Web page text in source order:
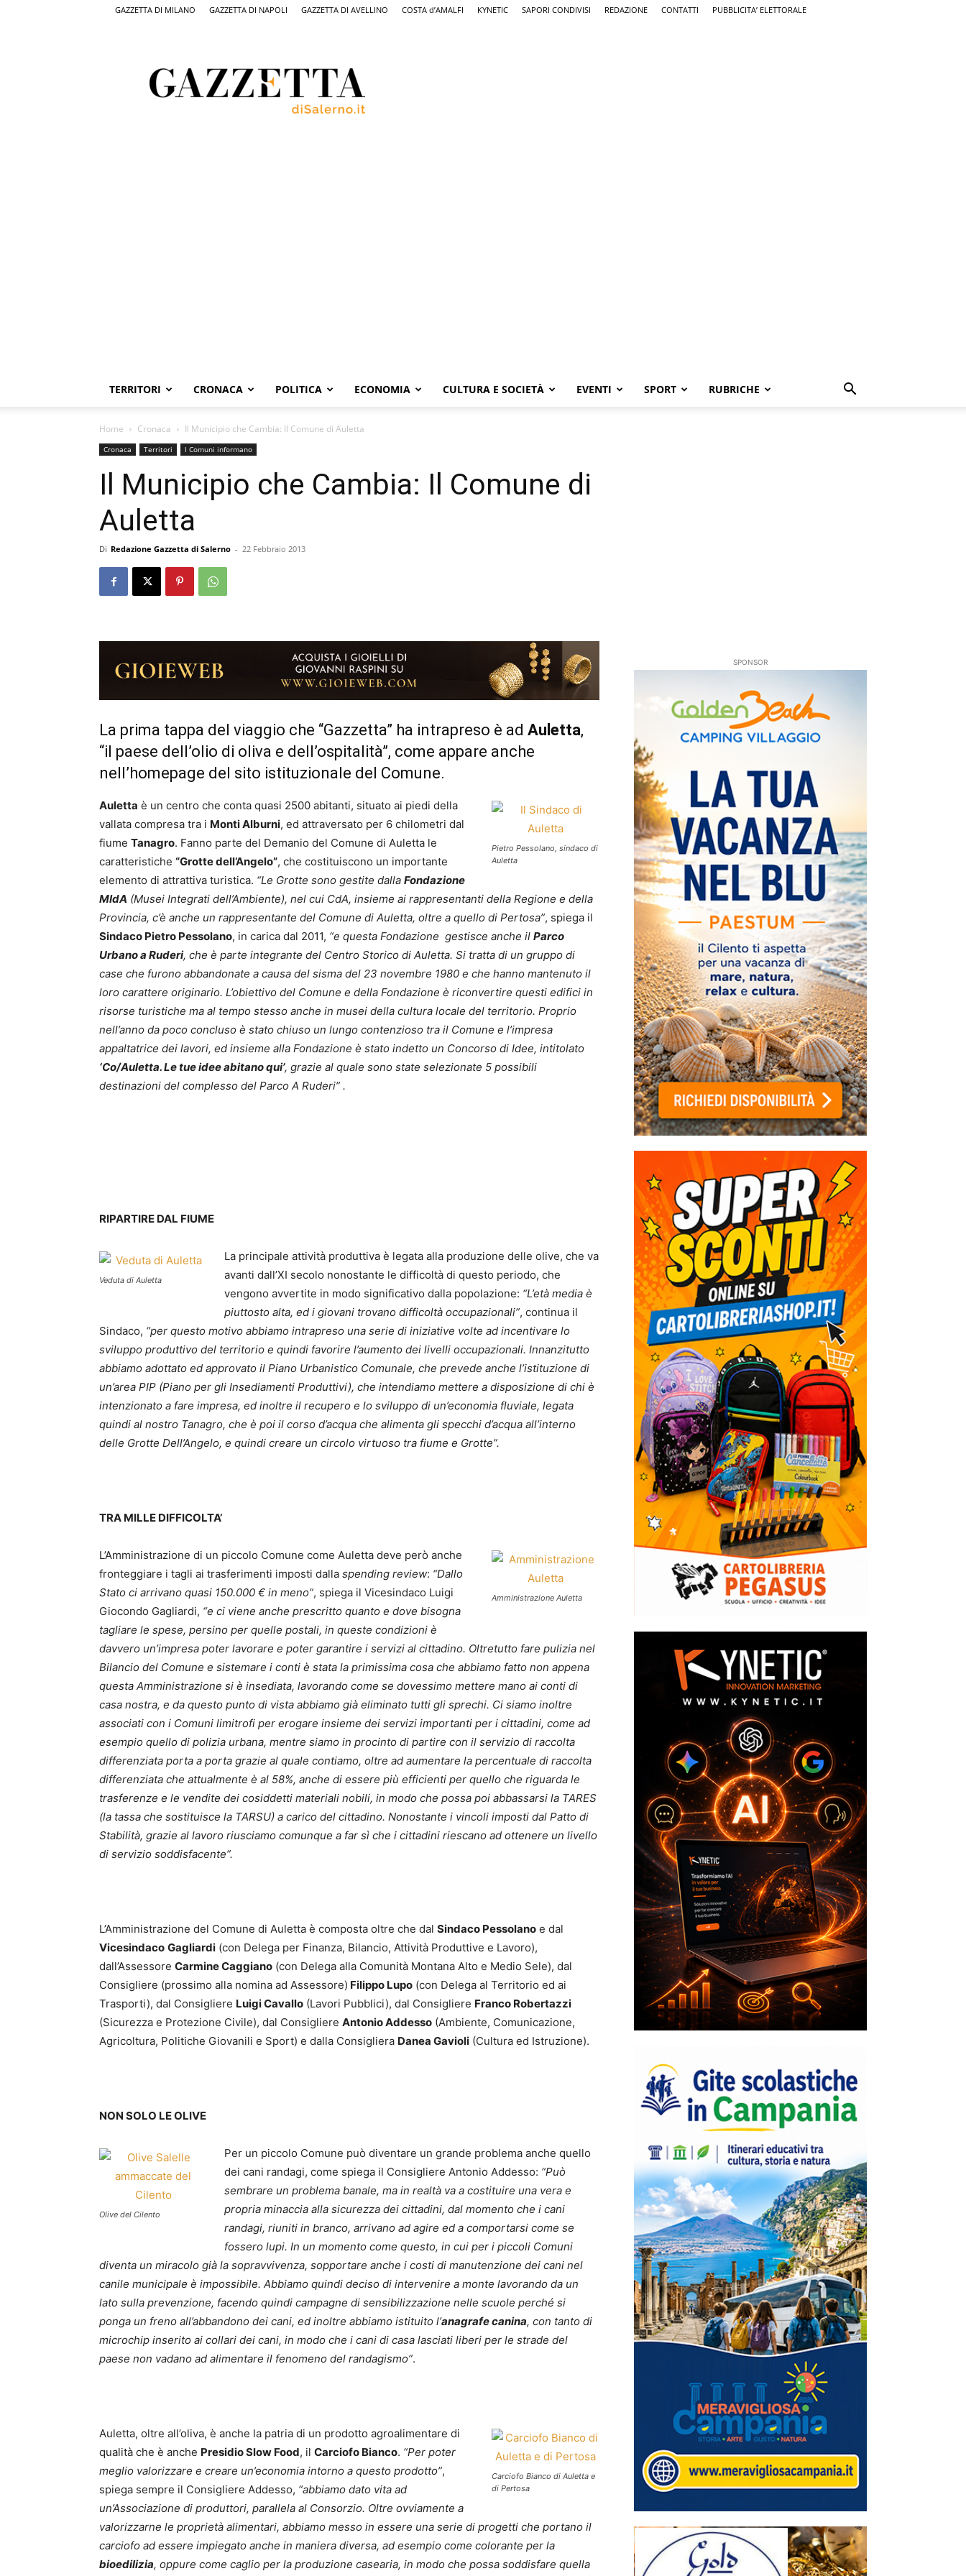
GAZZETTA DI MILANO GAZZETTA DI NAPOLI GAZZETTA DI AVELLINO COSTA d’AMALFI KYNETIC SAPORI CONDIVISI REDAZIONE CONTATTI PUBBLICITA’ ELETTORALE
Salerno,
il
quotidiano
TERRITORI CRONACA POLITICA ECONOMIA CULTURA E SOCIETÀ EVENTI SPORT RUBRICHE
Home Cronaca Il Municipio che Cambia: Il Comune di Auletta
Cronaca Territori I Comuni informano
Il Municipio che Cambia: Il Comune di
Auletta
Di Redazione Gazzetta di Salerno - 22 Febbraio 2013
La prima tappa del viaggio che “Gazzetta” ha intrapreso è ad Auletta,
“il paese dell’olio di oliva e dell’ospitalità”, come appare anche
nell’homepage del sito istituzionale del Comune.
Pietro Pessolano, sindaco di
Auletta
Auletta è un centro che conta quasi 2500 abitanti, situato ai piedi della
vallata compresa tra i Monti Alburni, ed attraversato per 6 chilometri dal
fiume Tanagro. Fanno parte del Demanio del Comune di Auletta le
caratteristiche “Grotte dell’Angelo”, che costituiscono un importante
elemento di attrattiva turistica. “Le Grotte sono gestite dalla Fondazione
MIdA (Musei Integrati dell’Ambiente), nel cui CdA, insieme ai rappresentanti della Regione e della
Provincia, c’è anche un rappresentante del Comune di Auletta, oltre a quello di Pertosa”, spiega il
Sindaco Pietro Pessolano, in carica dal 2011, “e questa Fondazione gestisce anche il Parco
Urbano a Ruderi, che è parte integrante del Centro Storico di Auletta. Si tratta di un gruppo di
case che furono abbandonate a causa del sisma del 23 novembre 1980 e che hanno mantenuto il
loro carattere originario. L’obiettivo del Comune e della Fondazione è riconvertire questi edifici in
risorse turistiche ma al tempo stesso anche in musei della cultura locale del territorio. Proprio
nell’anno da poco concluso è stato chiuso un lungo contenzioso tra il Comune e l’impresa
appaltatrice dei lavori, ed insieme alla Fondazione è stato indetto un Concorso di Idee, intitolato
‘Co/Auletta. Le tue idee abitano qui’, grazie al quale sono state selezionate 5 possibili
destinazioni del complesso del Parco A Ruderi” .
RIPARTIRE DAL FIUME
Veduta di Auletta
La principale attività produttiva è legata alla produzione delle olive, che va
avanti dall’XI secolo nonostante le difficoltà di questo periodo, che
vengono avvertite in modo significativo dalla popolazione: “L’età media è
piuttosto alta, ed i giovani trovano difficoltà occupazionali”, continua il
Sindaco, “per questo motivo abbiamo intrapreso una serie di iniziative volte ad incentivare lo
sviluppo produttivo del territorio e quindi favorire l’aumento dei livelli occupazionali. Innanzitutto
abbiamo adottato ed approvato il Piano Urbanistico Comunale, che prevede anche l’istituzione di
un’area PIP (Piano per gli Insediamenti Produttivi), che intendiamo mettere a disposizione di chi è
intenzionato a fare impresa, ed inoltre il recupero e lo sviluppo di un’economia fluviale, legata
quindi al nostro Tanagro, che è poi il corso d’acqua che alimenta gli specchi d’acqua all’interno
delle Grotte Dell’Angelo, e quindi creare un circolo virtuoso tra fiume e Grotte”.
TRA MILLE DIFFICOLTA’
Amministrazione Auletta
L’Amministrazione di un piccolo Comune come Auletta deve però anche
fronteggiare i tagli ai trasferimenti imposti dalla spending review: “Dallo
Stato ci arrivano quasi 150.000 € in meno”, spiega il Vicesindaco Luigi
Giocondo Gagliardi, “e ci viene anche prescritto quanto e dove bisogna
tagliare le spese, persino per quelle postali, in queste condizioni è
davvero un’impresa poter lavorare e poter garantire i servizi al cittadino. Oltretutto fare pulizia nel
Bilancio del Comune e sistemare i conti è stata la primissima cosa che abbiamo fatto non appena
questa Amministrazione si è insediata, lavorando come se dovessimo mettere mano ai conti di
casa nostra, e da questo punto di vista abbiamo già eliminato tutti gli sprechi. Ci siamo inoltre
associati con i Comuni limitrofi per erogare insieme dei servizi importanti per i cittadini, come ad
esempio quello di polizia urbana, mentre siamo in procinto di partire con il servizio di raccolta
differenziata porta a porta grazie al quale contiamo, oltre ad aumentare la percentuale di raccolta
differenziata che attualmente è al 58%, anche di essere più efficienti per quello che riguarda le
trasferenze e le vendite dei cosiddetti materiali nobili, in modo che possa poi abbassarsi la TARES
(la tassa che sostituisce la TARSU) a carico del cittadino. Nonostante i vincoli imposti dal Patto di
Stabilità, grazie al lavoro riusciamo comunque a far sì che i cittadini riescano ad ottenere un livello
di servizio soddisfacente”.
L’Amministrazione del Comune di Auletta è composta oltre che dal Sindaco Pessolano e dal
Vicesindaco Gagliardi (con Delega per Finanza, Bilancio, Attività Produttive e Lavoro),
dall’Assessore Carmine Caggiano (con Delega alla Comunità Montana Alto e Medio Sele), dal
Consigliere (prossimo alla nomina ad Assessore) Filippo Lupo (con Delega al Territorio ed ai
Trasporti), dal Consigliere Luigi Cavallo (Lavori Pubblici), dal Consigliere Franco Robertazzi
(Sicurezza e Protezione Civile), dal Consigliere Antonio Addesso (Ambiente, Comunicazione,
Agricoltura, Politiche Giovanili e Sport) e dalla Consigliera Danea Gavioli (Cultura ed Istruzione).
NON SOLO LE OLIVE
Olive del Cilento
Per un piccolo Comune può diventare un grande problema anche quello
dei cani randagi, come spiega il Consigliere Antonio Addesso: “Può
sembrare un problema banale, ma in realtà va a costituire una vera e
propria minaccia alla sicurezza dei cittadini, dal momento che i cani
randagi, riuniti in branco, arrivano ad agire ed a comportarsi come se
fossero lupi. In un momento come questo, in cui per i piccoli Comuni
diventa un miracolo già la sopravvivenza, sopportare anche i costi di manutenzione dei cani nel
canile municipale è impossibile. Abbiamo quindi deciso di intervenire a monte lavorando da un
lato sulla prevenzione, facendo quindi campagne di sensibilizzazione nelle scuole perché si
ponga un freno all’abbandono dei cani, ed inoltre abbiamo istituito l’anagrafe canina, con tanto di
microchip inserito ai collari dei cani, in modo che i cani di casa lasciati liberi per le strade del
paese non vadano ad alimentare il fenomeno del randagismo”.
Carciofo Bianco di Auletta e
di Pertosa
Auletta, oltre all’oliva, è anche la patria di un prodotto agroalimentare di
qualità che è anche Presidio Slow Food, il Carciofo Bianco. “Per poter
meglio valorizzare e creare un’economia intorno a questo prodotto”,
spiega sempre il Consigliere Addesso, “abbiamo dato vita ad
un’Associazione di produttori, parallela al Consorzio. Oltre ovviamente a
valorizzarne le proprietà alimentari, abbiamo messo in essere una serie di progetti che portano il
carciofo ad essere impiegato anche in maniera diversa, ad esempio come colorante per la
bioedilizia, oppure come caglio per la produzione casearia, in modo che possa soddisfare quella
SPONSOR